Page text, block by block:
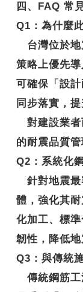
四、FAQ 常
Q1 ： 為什麼
台灣位於地
策略上優先導
可確保「設計
同步落實，
對建設業者
的耐震品質
Q2 ：系統化
針對地震最
體，強化其
化加工、標
韌性 ，降低
Q3 ：與傳統
傳統鋼筋工